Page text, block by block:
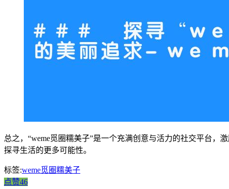
总之，“weme觅圈糯美子”是一个充满创意与活力的社交平台
探寻生活的更多可能性。
标签:weme觅圈糯美子
点赞46